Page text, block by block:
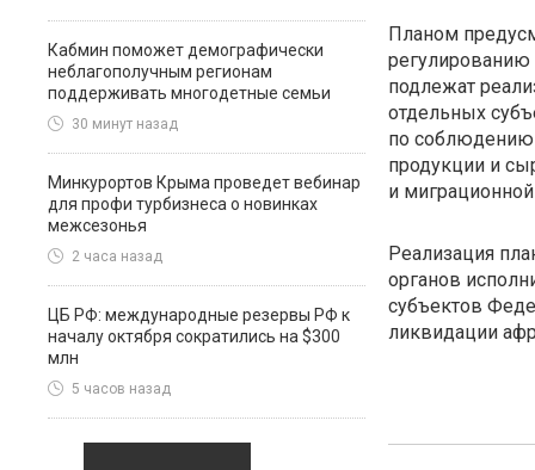
Кабмин поможет демографически
неблагополучным регионам
поддерживать многодетные семьи
30 минут назад
Минкурортов Крыма проведет вебинар
для профи турбизнеса о новинках
межсезонья
2 часа назад
ЦБ РФ: международные резервы РФ к
началу октября сократились на $300
млн
5 часов назад
Планом
регулированию
подлежат
отдельных
по соблюдению
продукции и
и
Реализация
органов
субъектов
ликвидации